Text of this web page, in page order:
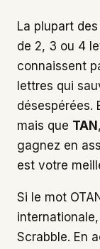
La plupart
de 2, 3 ou 4
connaissent
lettres qui
désespérées.
mais que TAN ,
gagnez en
est votre
Si le mot
Scrabble. En